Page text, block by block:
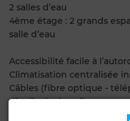
2 salles d’eau
4ème étage : 2 grands
salle d’eau
Accessibilité facile à
Climatisation centralisée
Câbles (fibre optique -
distribués dans l’espace
Caméras de surveillance